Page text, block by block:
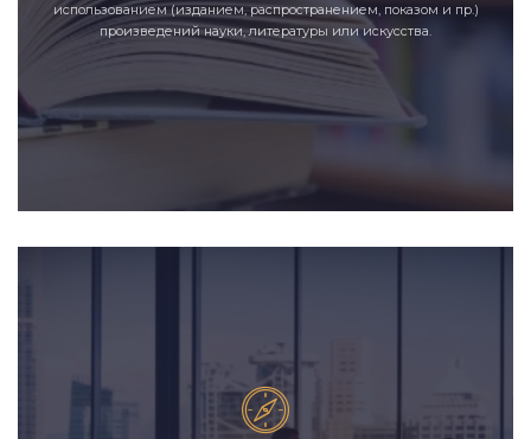
использованием (изданием, распространением, показом и пр.)
произведений науки, литературы или искусства.